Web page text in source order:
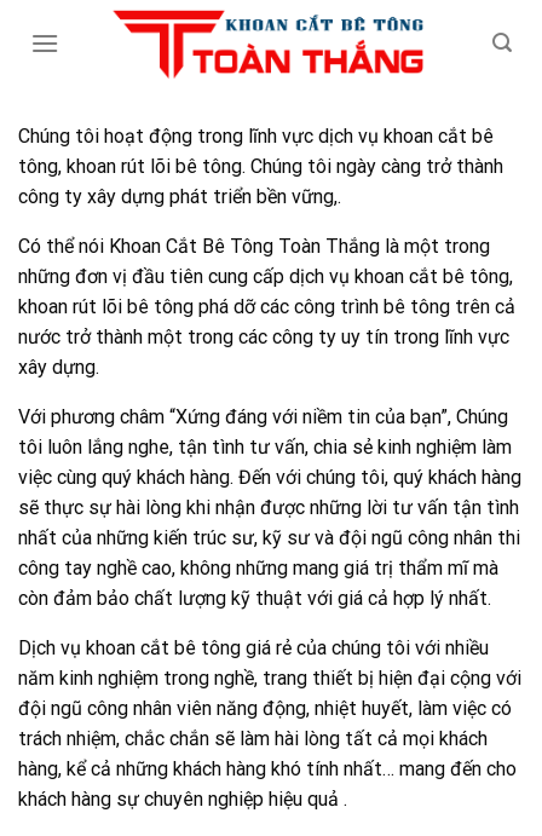
Chúng tôi hoạt động trong lĩnh vực dịch vụ khoan cắt bê
tông, khoan rút lõi bê tông. Chúng tôi ngày càng trở thành
công ty xây dựng phát triển bền vững,.
Có thể nói Khoan Cắt Bê Tông Toàn Thắng là một trong
những đơn vị đầu tiên cung cấp dịch vụ khoan cắt bê tông,
khoan rút lõi bê tông phá dỡ các công trình bê tông trên cả
nước trở thành một trong các công ty uy tín trong lĩnh vực
xây dựng.
Với phương châm “Xứng đáng với niềm tin của bạn”, Chúng
tôi luôn lắng nghe, tận tình tư vấn, chia sẻ kinh nghiệm làm
việc cùng quý khách hàng. Đến với chúng tôi, quý khách hàng
sẽ thực sự hài lòng khi nhận được những lời tư vấn tận tình
nhất của những kiến trúc sư, kỹ sư và đội ngũ công nhân thi
công tay nghề cao, không những mang giá trị thẩm mĩ mà
còn đảm bảo chất lượng kỹ thuật với giá cả hợp lý nhất.
Dịch vụ khoan cắt bê tông giá rẻ của chúng tôi với nhiều
năm kinh nghiệm trong nghề, trang thiết bị hiện đại cộng với
đội ngũ công nhân viên năng động, nhiệt huyết, làm việc có
trách nhiệm, chắc chắn sẽ làm hài lòng tất cả mọi khách
hàng, kể cả những khách hàng khó tính nhất… mang đến cho
khách hàng sự chuyên nghiệp hiệu quả .